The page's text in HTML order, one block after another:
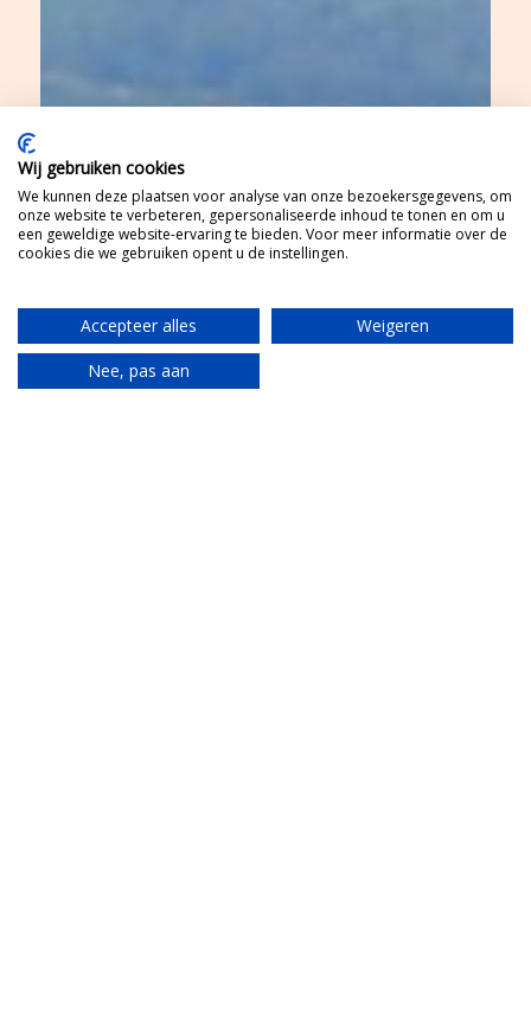
Wij gebruiken cookies
We kunnen deze plaatsen voor analyse van onze bezoekersgegevens, om
onze website te verbeteren, gepersonaliseerde inhoud te tonen en om u
een geweldige website-ervaring te bieden. Voor meer informatie over de
cookies die we gebruiken opent u de instellingen.
Accepteer alles
Weigeren
Nee, pas aan